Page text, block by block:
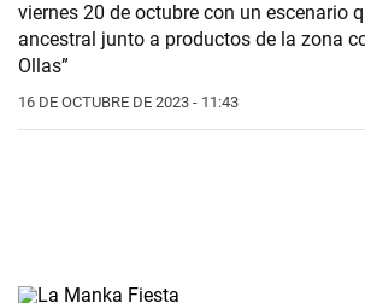
viernes 20 de octubre con un escenario
ancestral junto a productos de la zona
Ollas”
16 DE OCTUBRE DE 2023 - 11:43